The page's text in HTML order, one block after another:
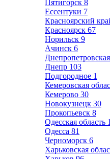
Пятигорск 8
Ессентуки 7
Красноярский
Красноярск 67
Норильск 9
Ачинск 6
Днепр 103
Подгородное 1
Кемеровская
Кемерово 30
Новокузнецк 30
Прокопьевск 8
Одесская область
Одесса 81
Черноморск 6
Харьковская